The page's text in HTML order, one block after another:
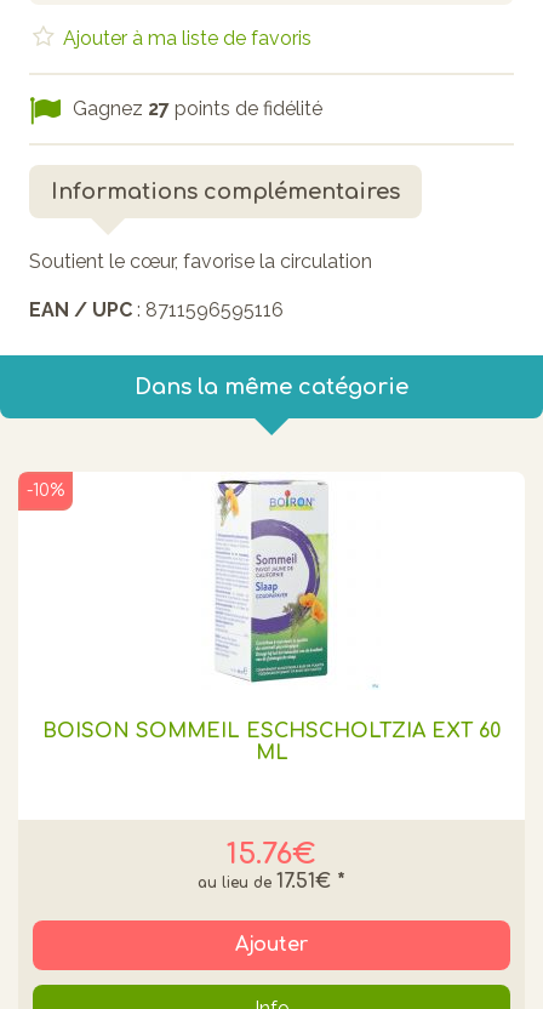
Ajouter à ma liste de favoris
Gagnez 27 points de fidélité
Informations complémentaires
Soutient le cœur, favorise la circulation
EAN / UPC : 8711596595116
Dans la même catégorie
BOISON SOMMEIL ESCHSCHOLTZIA EXT 60
ML
15.76€
-10%
17.51€ *
Ajouter